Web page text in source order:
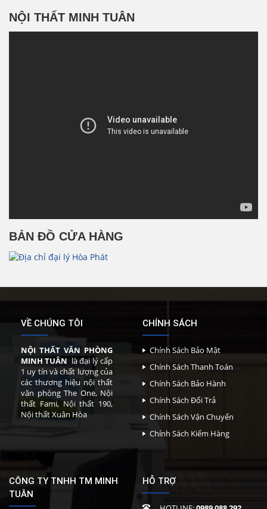
NỘI THẤT MINH TUÂN
BẢN ĐỒ CỬA HÀNG
VỀ CHÚNG TÔI
NỘI THẤT VĂN PHÒNG
MINH TUÂN là đại lý cấp
1 uy tín và chất lượng của
các thương hiệu nội thất
văn phòng The One, Nội
thất Fami, Nội thất 190,
Nội thất Xuân Hòa
CHÍNH SÁCH
Chính Sách Bảo Mật
Chính Sách Thanh Toán
Chính Sách Bảo Hành
Chính Sách Đổi Trả
Chính Sách Vận Chuyển
Chính Sách Kiểm Hàng
CÔNG TY TNHH TM MINH
TUÂN
HỖ TRỢ